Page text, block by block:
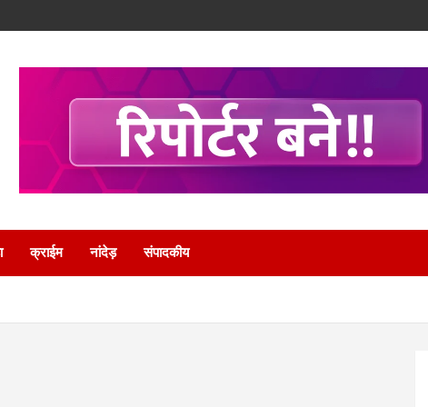
क्राईम नांदेड़ संपादकीय